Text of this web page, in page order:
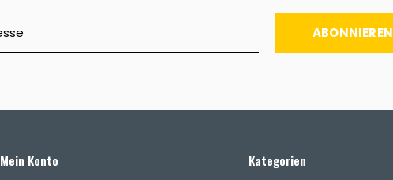
ABONNIEREN
Mein Konto Kategorien